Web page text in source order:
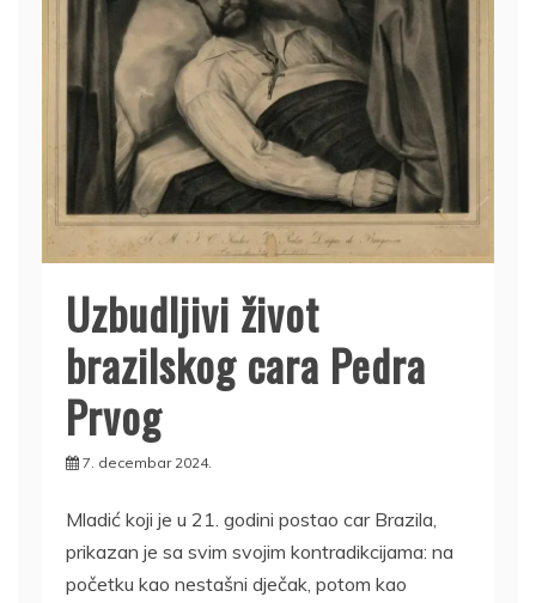
Uzbudljivi život
brazilskog cara Pedra
Prvog
7. decembar 2024.
Mladić koji je u 21. godini postao car Brazila,
prikazan je sa svim svojim kontradikcijama: na
početku kao nestašni dječak, potom kao